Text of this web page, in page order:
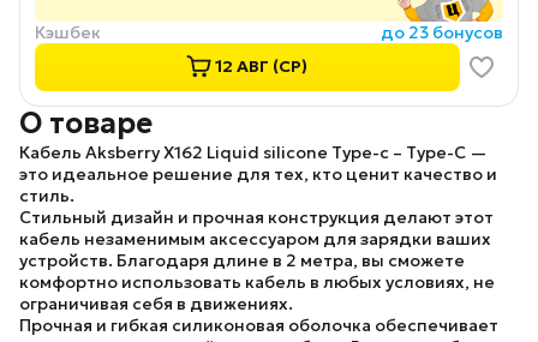
Кэшбек
до 23 бонусов
12 АВГ (СР)
О товаре
Кабель Aksberry X162 Liquid silicone Type-c – Type-C —
это идеальное решение для тех, кто ценит качество и
стиль.
Стильный дизайн и прочная конструкция делают этот
кабель незаменимым аксессуаром для зарядки ваших
устройств. Благодаря длине в 2 метра, вы сможете
комфортно использовать кабель в любых условиях, не
ограничивая себя в движениях.
Прочная и гибкая силиконовая оболочка обеспечивает